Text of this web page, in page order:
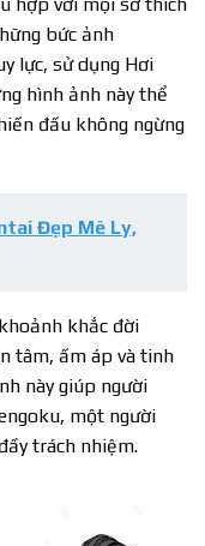
bức ảnh
lực, sử dụng Hơi
hình ảnh này thể
đấu không ngừng
Đẹp Mê Ly,
khắc đời
tâm, ấm áp và tinh
này giúp người
một người
trách nhiệm.